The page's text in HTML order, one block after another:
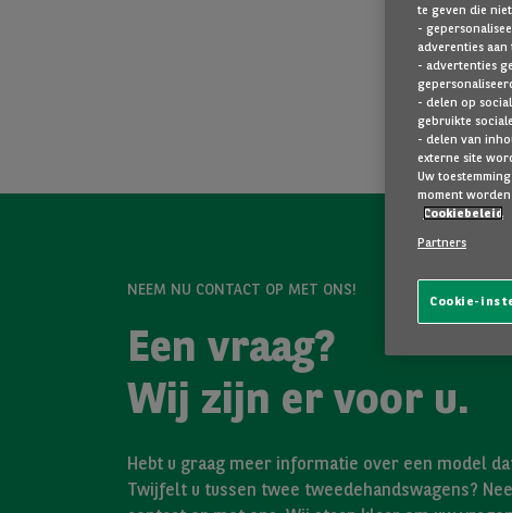
NEEM NU CONTACT OP MET ONS!
Een vraag?
Wij zijn er voor u.
Hebt u graag meer informatie over een model
Twijfelt u tussen twee tweedehandswagens?
te geven die
-
adverenties
- advertenties
- delen op
gebruikte
- delen van
externe site
Uw
moment
Cookiebeleid
Partners
Cookie-